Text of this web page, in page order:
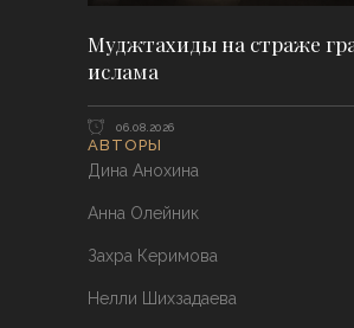
Муджтахиды на страже
ислама
06.08.2026
АВТОРЫ
Дина Анохина
Анна Олейник
Захра Керимова
Нелли Шихзадаева